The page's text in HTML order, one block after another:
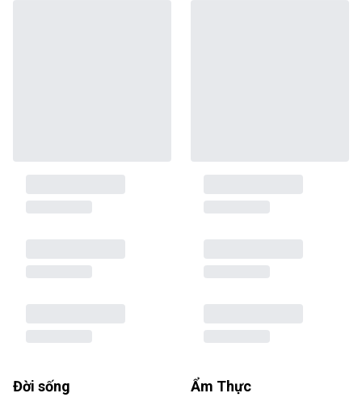
Đời sống Ẩm Thực